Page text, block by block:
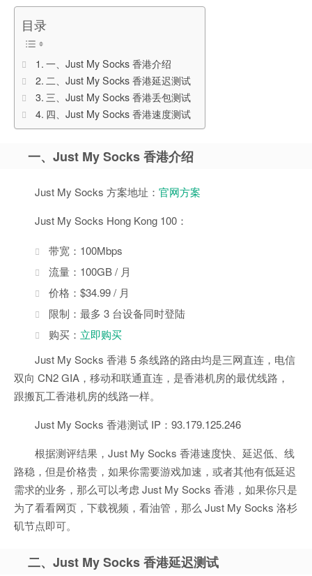
目录
一、Just My Socks 香港介绍
二、Just My Socks 香港延迟测试
三、Just My Socks 香港丢包测试
四、Just My Socks 香港速度测试
一、Just My Socks 香港介绍
Just My Socks 方案地址： 官网方案
Just My Socks Hong Kong 100：
带宽：100Mbps
流量：100GB / 月
价格：$34.99 / 月
限制：最多 3 台设备同时登陆
购买： 立即购买
Just My Socks 香港 5 条线路的路由均是三网直连，电信
双向 CN2 GIA，移动和联通直连，是香港机房的最优线路，
跟搬瓦工香港机房的线路一样。
Just My Socks 香港测试 IP：93.179.125.246
根据测评结果，Just My Socks 香港速度快、延迟低、线
路稳，但是价格贵，如果你需要游戏加速，或者其他有低延迟
需求的业务，那么可以考虑 Just My Socks 香港，如果你只是
为了看看网页，下载视频，看油管，那么 Just My Socks 洛杉
矶节点即可。
二、Just My Socks 香港延迟测试